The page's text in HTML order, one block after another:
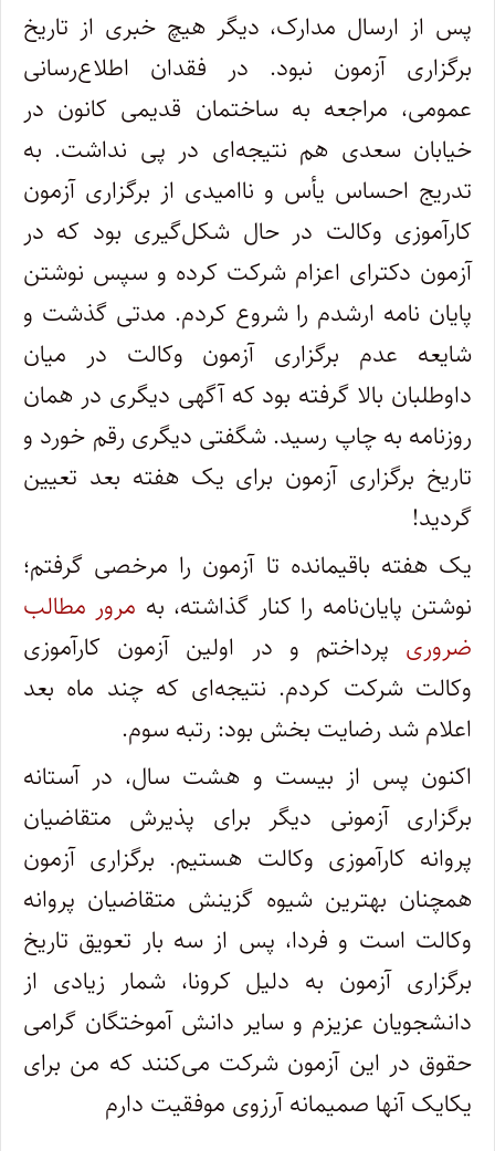
پس از ارسال مدارک، دیگر هیچ خبری از تاریخ
برگزاری آزمون نبود. در فقدان اطلاع‌رسانی
عمومی، مراجعه به ساختمان قدیمی کانون در
خیابان سعدی هم نتیجه‌ای در پی نداشت. به
تدریج احساس یأس و ناامیدی از برگزاری آزمون
کارآموزی وکالت در حال شکل‌گیری بود که در
آزمون دکترای اعزام شرکت کرده و سپس نوشتن
پایان نامه ارشدم را شروع کردم. مدتی گذشت و
شایعه عدم برگزاری آزمون وکالت در میان
داوطلبان بالا گرفته بود که آگهی دیگری در همان
روزنامه به چاپ رسید. شگفتی دیگری رقم خورد و
تاریخ برگزاری آزمون برای یک هفته بعد تعیین
گردید!
یک هفته باقیمانده تا آزمون را مرخصی گرفتم؛
نوشتن پایان‌نامه را کنار گذاشته، به مرور مطالب
ضروری پرداختم و در اولین آزمون کارآموزی
وکالت شرکت کردم. نتیجه‌ای که چند ماه بعد
اعلام شد رضایت بخش بود: رتبه سوم.
اکنون پس از بیست و هشت سال، در آستانه
برگزاری آزمونی دیگر برای پذیرش متقاضیان
پروانه کارآموزی وکالت هستیم. برگزاری آزمون
همچنان بهترین شیوه گزینش متقاضیان پروانه
وکالت است و فردا، پس از سه بار تعویق تاریخ
برگزاری آزمون به دلیل کرونا، شمار زیادی از
دانشجویان عزیزم و سایر دانش آموختگان گرامی
حقوق در این آزمون شرکت می‌کنند که من برای
یکایک آنها صمیمانه آرزوی موفقیت دارم